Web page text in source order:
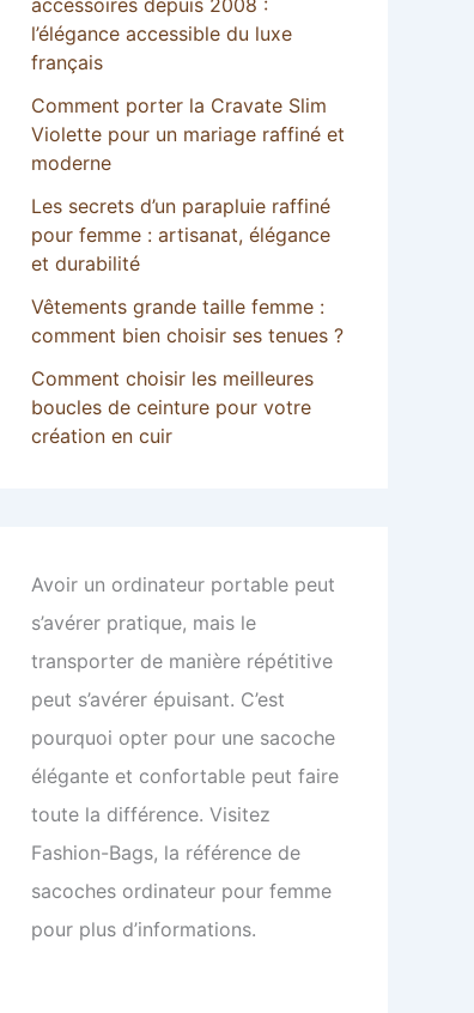
l’élégance accessible du luxe
français
Comment porter la Cravate Slim
Violette pour un mariage raffiné et
moderne
Les secrets d’un parapluie raffiné
pour femme : artisanat, élégance
et durabilité
Vêtements grande taille femme :
comment bien choisir ses tenues ?
Comment choisir les meilleures
boucles de ceinture pour votre
création en cuir
Avoir un ordinateur portable peut
s’avérer pratique, mais le
transporter de manière répétitive
peut s’avérer épuisant. C’est
pourquoi opter pour une sacoche
élégante et confortable peut faire
toute la différence. Visitez
Fashion-Bags, la référence de
sacoches ordinateur pour femme
pour plus d’informations.